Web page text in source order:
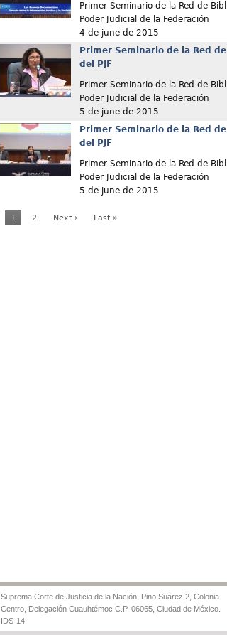
Primer Seminario de la Red de
Poder Judicial de la Federación
4 de june de 2015
Primer Seminario de la Red
del PJF
Primer Seminario de la Red de
Poder Judicial de la Federación
5 de june de 2015
Primer Seminario de la Red
del PJF
Primer Seminario de la Red de
Poder Judicial de la Federación
5 de june de 2015
1 2 Next › Last »
Suprema Corte de Justicia de la Nación: Pino Suárez 2, Colonia
Centro, Delegación Cuauhtémoc C.P. 06065, Ciudad de México.
IDS-14